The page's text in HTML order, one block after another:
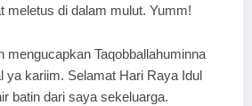
meletus di dalam mulut. Yumm!
mengucapkan Taqobballahuminna
ya kariim. Selamat Hari Raya Idul
batin dari saya sekeluarga.